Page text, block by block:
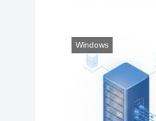
Windows